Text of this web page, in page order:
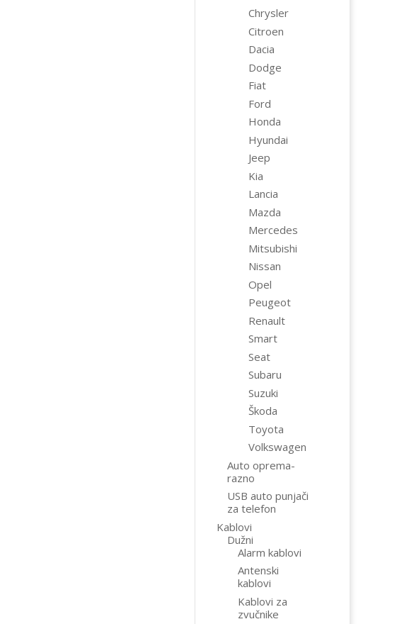
Chrysler
Citroen
Dacia
Dodge
Fiat
Ford
Honda
Hyundai
Jeep
Kia
Lancia
Mazda
Mercedes
Mitsubishi
Nissan
Opel
Peugeot
Renault
Smart
Seat
Subaru
Suzuki
Škoda
Toyota
Volkswagen
Auto oprema-
razno
USB auto punjači
za telefon
Kablovi
Dužni
Alarm kablovi
Antenski
kablovi
Kablovi za
zvučnike